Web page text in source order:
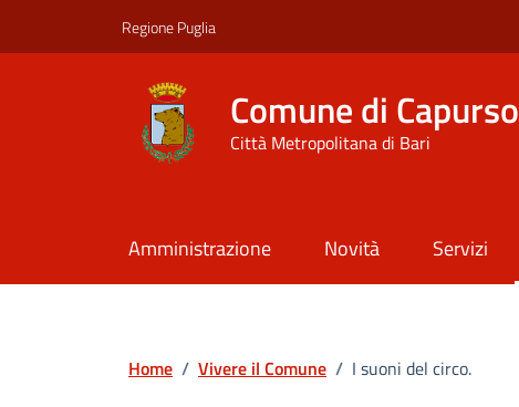
Regione Puglia
Comune di Capurso
Città Metropolitana di Bari
Amministrazione Novità Servizi
Home / Vivere il Comune / I suoni del circo.